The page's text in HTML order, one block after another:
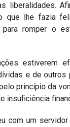
liberalidades.
que lhe fazia
para romper o
estiverem
e de outros
princípio da
insuficiência
com um